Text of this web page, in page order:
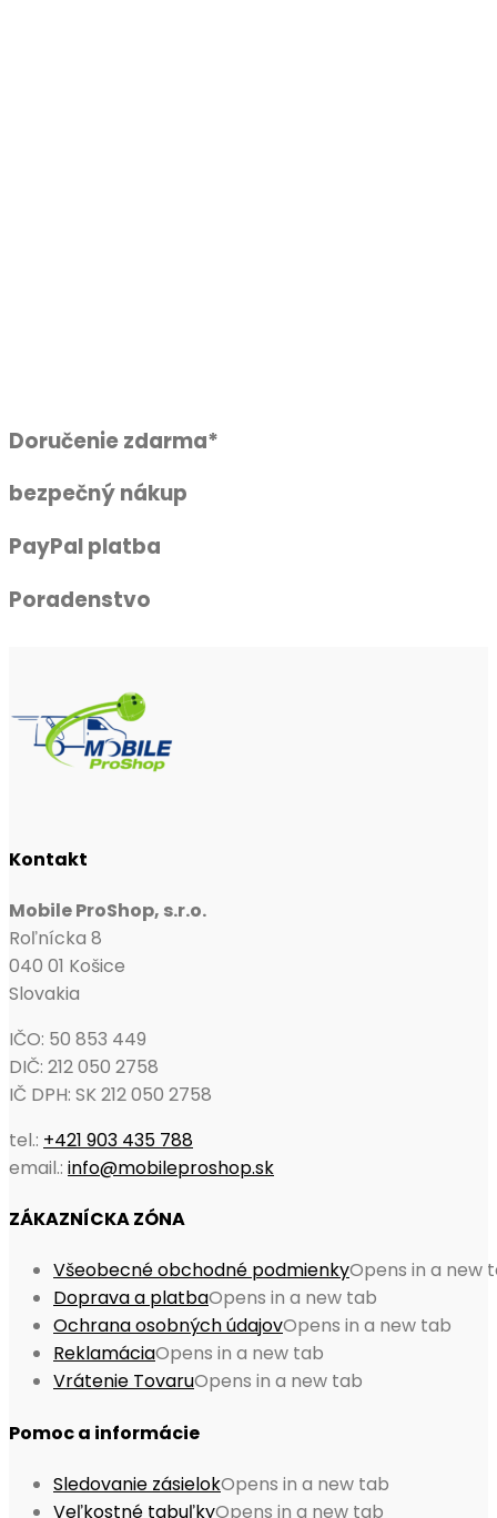
Doručenie zdarma*
bezpečný nákup
PayPal platba
Poradenstvo
Kontakt
Mobile ProShop, s.r.o.
Roľnícka 8
040 01 Košice
Slovakia
IČO: 50 853 449
DIČ: 212 050 2758
IČ DPH: SK 212 050 2758
tel.: +421 903 435 788
email.: info@mobileproshop.sk
ZÁKAZNÍCKA ZÓNA
Všeobecné obchodné podmienkyOpens in a new
Doprava a platbaOpens in a new tab
Ochrana osobných údajovOpens in a new tab
ReklamáciaOpens in a new tab
Vrátenie TovaruOpens in a new tab
Pomoc a informácie
Sledovanie zásielokOpens in a new tab
Veľkostné tabuľkyOpens in a new tab